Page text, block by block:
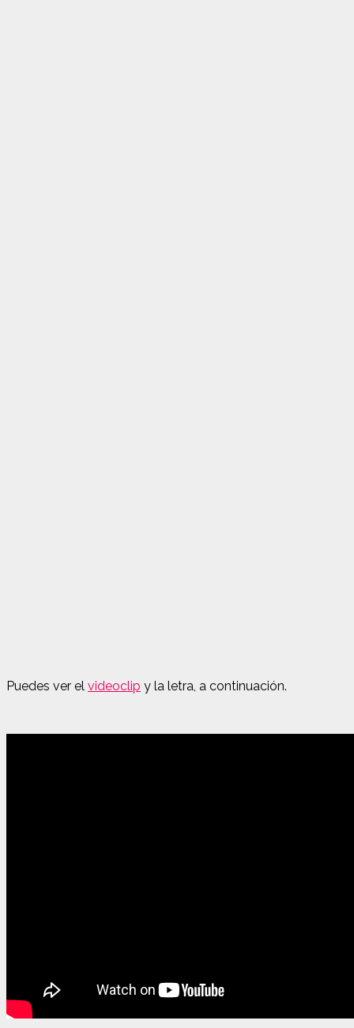
Puedes ver el videoclip y la letra, a continuación.